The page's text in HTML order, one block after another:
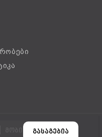
მობილური ვერსია
გასაგებია